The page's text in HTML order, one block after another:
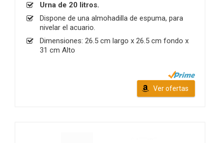
Urna de 20 litros.
Dispone de una almohadilla de espuma, para
nivelar el acuario.
Dimensiones: 26.5 cm largo x 26.5 cm fondo x
31 cm Alto
Ver ofertas